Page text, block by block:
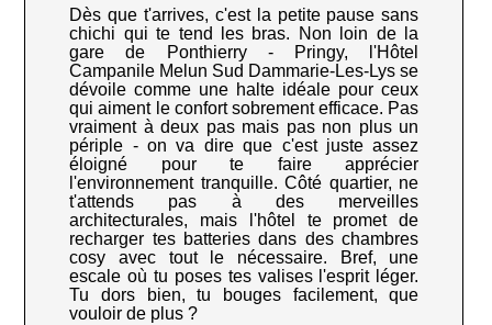
Dès que t'arrives, c'est la petite pause sans
chichi qui te tend les bras. Non loin de la
gare de Ponthierry - Pringy, l'Hôtel
Campanile Melun Sud Dammarie-Les-Lys se
dévoile comme une halte idéale pour ceux
qui aiment le confort sobrement efficace. Pas
vraiment à deux pas mais pas non plus un
périple - on va dire que c'est juste assez
éloigné pour te faire apprécier
l'environnement tranquille. Côté quartier, ne
t'attends pas à des merveilles
architecturales, mais l'hôtel te promet de
recharger tes batteries dans des chambres
cosy avec tout le nécessaire. Bref, une
escale où tu poses tes valises l'esprit léger.
Tu dors bien, tu bouges facilement, que
vouloir de plus ?